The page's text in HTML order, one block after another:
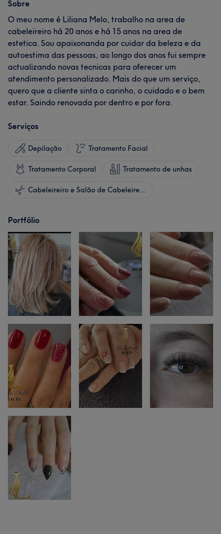
Sobre
O meu nome é Liliana Melo, trabalho na area de
cabeleireiro há 20 anos e há 15 anos na area de
estetica. Sou apaixonanda por cuidar da beleza e da
autoestima das pessoas, ao longo dos anos fui sempre
actualizando novas tecnicas para oferecer um
atendimento personalizado. Mais do que um serviço,
quero que a cliente sinta o carinho, o cuidado e o bem
estar. Saindo renovada por dentro e por fora.
Serviços
Depilação Tratamento Facial
Tratamento Corporal Tratamento de unhas
Cabeleireiro e Salão de Cabeleireiro
Portfólio